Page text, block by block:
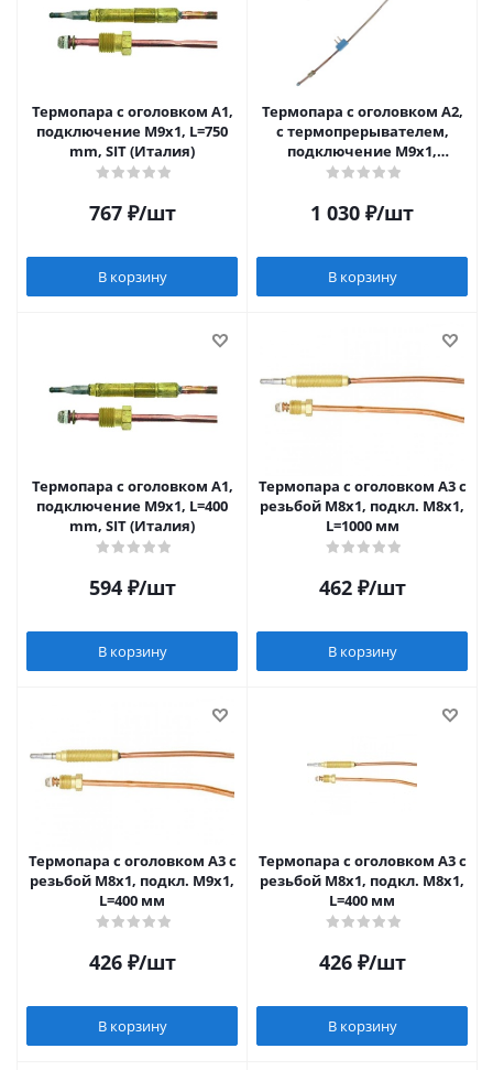
Термопара c оголовком А1,
подключение М9х1, L=750
mm, SIT (Италия)
767₽/шт
В корзину
Термопара c оголовком А2,
с термопрерывателем,
подключение М9х1,
L=400мм SIT (Италия)
1 030 ₽/шт
В корзину
Термопара c оголовком А1,
подключение М9х1, L=400
mm, SIT (Италия)
594₽/шт
В корзину
Термопара c оголовком А3 с
резьбой М8х1, подкл. М8х1,
L=1000 мм
462₽/шт
В корзину
Термопара c оголовком А3 с
резьбой М8х1, подкл. М9х1,
L=400 мм
426₽/шт
В корзину
Термопара c оголовком А3 с
резьбой М8х1, подкл. М8х1,
L=400 мм
426₽/шт
В корзину